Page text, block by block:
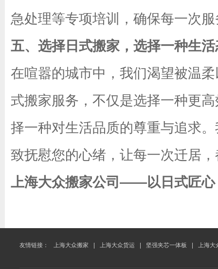
急处理等专项培训，确保每一次
五、选择日式搬家，选择一种生
在喧嚣的城市中，我们渴望被温
式搬家服务，不仅是选择一种更
择一种对生活品质的尊重与追求
致抚慰您的心绪，让每一次迁居
上海大众搬家公司——以日式匠心
友情链接： 上海大众搬家 上海大众货运 坚强夹芯一体板 上海大